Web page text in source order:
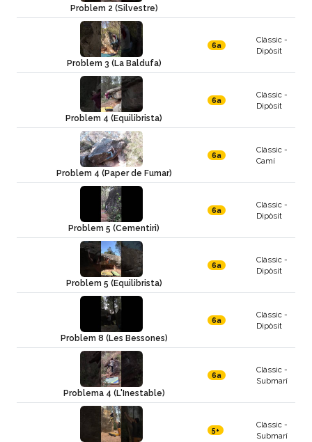
Problem 2 (Silvestre)
Problem 3 (La Baldufa)
6a
Clàssic -
Dipòsit
Problem 4 (Equilibrista)
6a
Clàssic -
Dipòsit
Problem 4 (Paper de Fumar)
6a
Clàssic -
Camí
Problem 5 (Cementiri)
6a
Clàssic -
Dipòsit
Problem 5 (Equilibrista)
6a
Clàssic -
Dipòsit
Problem 8 (Les Bessones)
6a
Clàssic -
Dipòsit
Problema 4 (L'Inestable)
6a
Clàssic -
Submarí
5+
Clàssic -
Submarí